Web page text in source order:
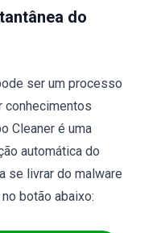
do
ser um processo
conhecimentos
Cleaner é uma
automática do
se livrar do malware
botão abaixo: